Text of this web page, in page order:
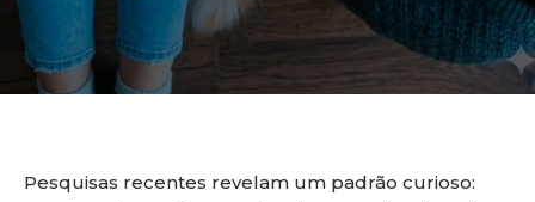
Pesquisas recentes revelam um padrão curioso: